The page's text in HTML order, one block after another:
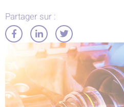
Partager sur :
Partager
Facebook
Partager
sur
LinkedIn
Partager
sur
Twitter